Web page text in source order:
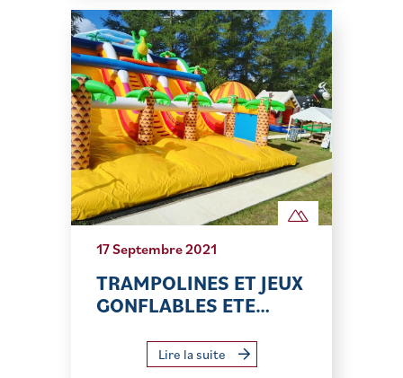
17 Septembre 2021
TRAMPOLINES ET JEUX
GONFLABLES ETE…
Lire la suite